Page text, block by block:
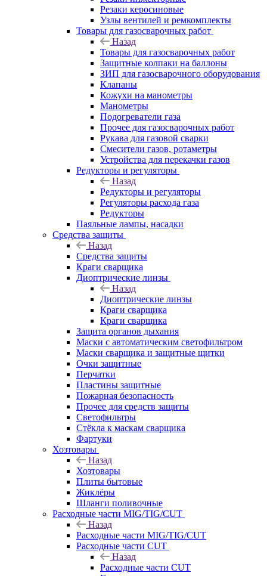
Резаки керосиновые
Узлы вентилей и ремкомплекты
Товары для газосварочных работ
Назад
Товары для газосварочных работ
Защитные колпаки на баллоны
ЗИП для газосварочного оборудования
Клапаны
Кожухи на манометры
Манометры
Подогреватели газа
Прочее для газосварочных работ
Рукава для газовой сварки
Смесители газов, ротаметры
Устройства для перекачки газов
Редукторы и регуляторы
Назад
Редукторы и регуляторы
Регуляторы расхода газа
Редукторы
Паяльные лампы, насадки
Средства защиты
Назад
Средства защиты
Краги сварщика
Диоптрические линзы
Назад
Диоптрические линзы
Краги сварщика
Краги сварщика
Защита органов дыхания
Маски с автоматическим светофильтром
Маски сварщика и защитные щитки
Очки защитные
Перчатки
Пластины защитные
Пожарная безопасность
Прочее для средств защиты
Светофильтры
Стёкла к маскам сварщика
Фартуки
Хозтовары
Назад
Хозтовары
Плиты бытовые
Жиклёры
Шланги поливочные
Расходные части MIG/TIG/CUT
Назад
Расходные части MIG/TIG/CUT
Расходные части CUT
Назад
Расходные части CUT